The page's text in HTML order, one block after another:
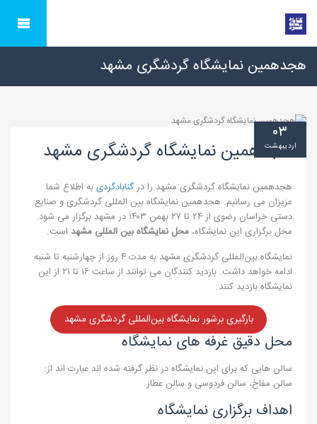
هجدهمین نمایشگاه گردشگری مشهد
هجدهمین نمایشگاه گردشگری مشهد
هجدهمین نمایشگاه گردشگری مشهد را درگنابادگردیبه اطلاع شما
عزیزان می رسانیم. هجدهمین نمایشگاه بین المللی گردشگری و صنایع
دستی خراسان رضوی از ۲۴ تا ۲۷ بهمن ۱۴۰۳ در مشهد برگزار می شود.
محل برگزاری این نمایشگاه، محل نمایشگاه بین المللی مشهد است.
نمایشگاه بین‌المللی گردشگری مشهد به مدت ۴ روز از چهارشنبه تا شنبه
ادامه خواهد داشت. بازدید کنندگان می توانند از ساعت ۱۶ تا ۲۱ از این
نمایشگاه بازدید کنند.
بارگیری برشور نمایشگاه بین‌المللی گردشگری مشهد
محل دقیق غرفه های نمایشگاه
سالن هایی که برای این نمایشگاه در نظر گرفته شده اند عبارت اند از:
سالن مفاخ، سالن فردوسی و سالن عطار
اهداف برگزاری نمایشگاه
۰۳
اردیبهشت